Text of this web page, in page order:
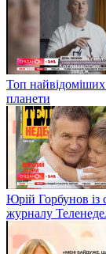
Топ найвідоміших
планети
Юрій Горбунов із
журналу